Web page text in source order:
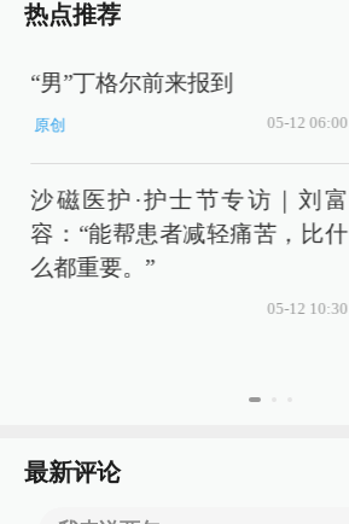
热点推荐
“男”丁格尔前来报到
原创 05-12 06:00
沙磁医护·护士节专访｜刘富
容：“能帮患者减轻痛苦，比什
么都重要。”
05-12 10:30
最新评论